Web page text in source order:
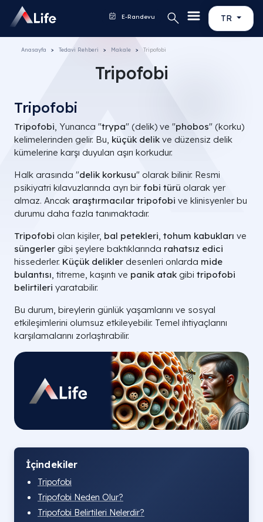
TR
E-Randevu
Anasayfa Tedavi Rehberi Makale Tripofobi
Tripofobi
Tripofobi
Tripofobi, Yunanca "trypa" (delik) ve "phobos" (korku)
kelimelerinden gelir. Bu, küçük delik ve düzensiz delik
kümelerine karşı duyulan aşırı korkudur.
Halk arasında "delik korkusu" olarak bilinir. Resmi
psikiyatri kılavuzlarında ayrı birfobi türü olarak yer
almaz. Ancak araştırmacılar tripofobi ve klinisyenler bu
durumu daha fazla tanımaktadır.
Tripofobi olan kişiler, bal petekleri, tohum kabukları ve
süngerler gibi şeylere baktıklarında rahatsız edici
hissederler. Küçük delikler desenleri onlarda mide
bulantısı, titreme, kaşıntı ve panik atak gibi tripofobi
belirtileri yaratabilir.
Bu durum, bireylerin günlük yaşamlarını ve sosyal
etkileşimlerini olumsuz etkileyebilir. Temel ihtiyaçlarını
karşılamalarını zorlaştırabilir.
İçindekiler
Tripofobi
Tripofobi Neden Olur?
Tripofobi Belirtileri Nelerdir?